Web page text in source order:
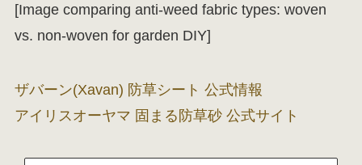
[Image comparing anti-weed fabric types: woven
vs. non-woven for garden DIY]
ザバーン(Xavan) 防草シート 公式情報
アイリスオーヤマ 固まる防草砂 公式サイト